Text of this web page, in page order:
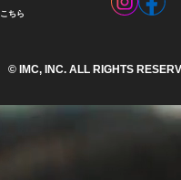
ちら
© IMC, INC. ALL RIGHTS